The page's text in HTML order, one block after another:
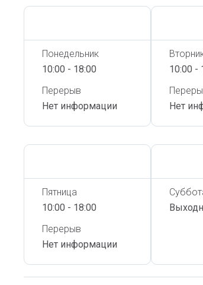
Понедельник
10:00 - 18:00
Перерыв
Нет информации
10:00 -
Нет
Пятница
10:00 - 18:00
Перерыв
Нет информации